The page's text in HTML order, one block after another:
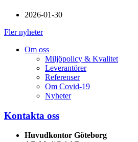
2026-01-30
Fler nyheter
Om oss
Miljöpolicy & Kvalitet
Leverantörer
Referenser
Om Covid-19
Nyheter
Kontakta oss
Huvudkontor Göteborg